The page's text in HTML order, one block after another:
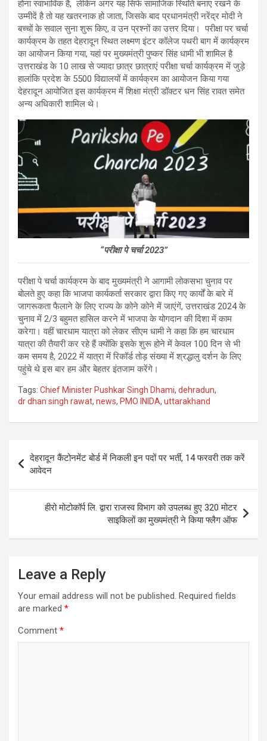
होना स्वाभाविक है, लेकिन अगर यह सिर्फ सामाजिक स्थिति बनाए रखने के
उम्मीदें है तो यह खतरनाक हो जाता, जिसके बाद प्रधानमंत्री नरेंद्र मोदी ने
बच्चों के सवाल सुना शुरू किए, व उन प्रश्नों का उत्तर दिया। परीक्षा पर चर्चा
कार्यक्रम के तहत देहरादून स्थित लक्ष्मण इंटर कॉलेज पथरी बाग में कार्यक्रम
का आयोजन किया गया, यहां पर मुख्यमंत्री पुष्कर सिंह धामी भी शामिल है
उत्तराखंड के 10 लाख से ज्यादा छात्र छात्राएं परीक्षा चर्चा कार्यक्रम में जुड़े
हालांकि प्रदेश के 5500 विद्यालयों में कार्यक्रम का आयोजन किया गया
देहरादून आयोजित इस कार्यक्रम में शिक्षा मंत्री डॉक्टर धन सिंह रावत समेत
अन्य अधिकारी शामिल थे।
“परीक्षा पे चर्चा 2023”
परीक्षा पे चर्चा कार्यक्रम के बाद मुख्यमंत्री ने आगामी लोकसभा चुनाव पर
बोलते हुए कहा कि भाजपा कार्यकर्ता सरकार द्वारा किए गए कार्यों के बारे में
जागरूकता फैलाने के लिए राज्य के कोने कोने में जाएंगें, उत्तराखंड 2024 के
चुनाव में 2/3 बहुमत हासिल करने में भाजपा के योगदान की दिशा में काम
करेगा। वहीं चारधाम यात्रा को लेकर सीएम धामी ने कहा कि हम चारधाम
यात्रा की तैयारी कर रहे हैं क्योंकि इसके शुरू होने में केवल 100 दिन से भी
कम समय है, 2022 में यात्रा में रिकॉर्ड तोड़ संख्या में श्रद्धालु दर्शन के लिए
पहुंचे थे इस बार हम और बेहतर इंतजाम करेंगे।
Tags: Chief Minister Pushkar Singh Dhami, dehradun,
dr dhan singh rawat, news, PMO INIDA, uttarakhand
Post
navigation
देहरादून कैंटोनमेंट बोर्ड में निकली इन पदों पर भर्ती, 14 फरवरी तक करें
आवेदन
हीरो मोटोकॉर्प लि. द्वारा राजस्व विभाग को उपलब्ध हुए 320 मोटर
साइकिलों का मुख्यमंत्री ने किया फ्लैग ऑफ
Leave a Reply
Your email address will not be published. Required fields
are marked *
Comment *